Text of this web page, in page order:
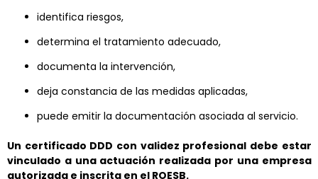
identifica riesgos,
determina el tratamiento adecuado,
documenta la intervención,
deja constancia de las medidas aplicadas,
puede emitir la documentación asociada al servicio.
Un certificado DDD con validez profesional debe estar
vinculado a una actuación realizada por una empresa
autorizada e inscrita en el ROESB.